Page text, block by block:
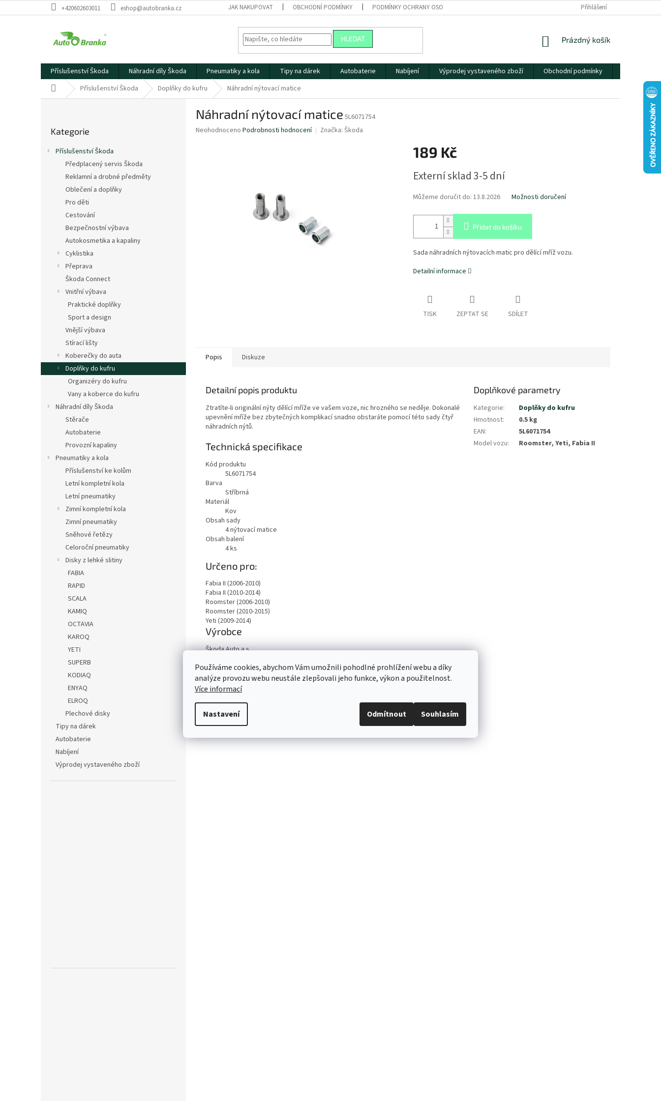
Používáme cookies, abychom Vám umožnili pohodlné prohlížení webu a díky
analýze provozu webu neustále zlepšovali jeho funkce, výkon a použitelnost.
Více informací
Nastavení Odmítnout Souhlasím
na
+420602603011 eshop@autobranka.cz JAK NAKUPOVAT OBCHODNÍ PODMÍNKY PODMÍNKY OCHRANY OSOBNÍCH ÚDAJŮ Přihlášení
HLEDAT
NÁKUPNÍ
Prázdný košík
Příslušenství Škoda Náhradní díly Škoda Pneumatiky a kola Tipy na dárek Autobaterie Nabíjení Výprodej vystaveného zboží Obchodní podmínky
Domů Příslušenství Škoda Doplňky do kufru Náhradní nýtovací matice
kategorie
Kategorie
Příslušenství Škoda
Předplacený servis Škoda
Reklamní a drobné předměty
Oblečení a doplňky
Pro děti
Cestování
Bezpečnostní výbava
Autokosmetika a kapaliny
Cyklistika
Přeprava
Škoda Connect
Vnitřní výbava
Praktické doplňky
Sport a design
Vnější výbava
Stírací lišty
Koberečky do auta
Doplňky do kufru
Organizéry do kufru
Vany a koberce do kufru
Náhradní díly Škoda
Stěrače
Autobaterie
Provozní kapaliny
Pneumatiky a kola
Příslušenství ke kolům
Letní kompletní kola
Letní pneumatiky
Zimní kompletní kola
Zimní pneumatiky
Sněhové řetězy
Celoroční pneumatiky
Disky z lehké slitiny
FABIA
RAPID
SCALA
KAMIQ
OCTAVIA
KAROQ
YETI
SUPERB
KODIAQ
ENYAQ
ELROQ
Plechové disky
Tipy na dárek
Autobaterie
Nabíjení
Výprodej vystaveného zboží
Náhradní nýtovací matice 5L6071754
Průměrné
Neohodnoceno Podrobnosti hodnocení Značka: Škoda
189 Kč
cena:
Externí sklad 3-5 dní
Můžeme doručit do: 13.8.2026 Možnosti doručení
Přidat do košíku
Sada náhradních nýtovacích matic pro dělící mříž vozu.
Detailní informace
TISK ZEPTAT SE SDÍLET
Popis Diskuze
Detailní popis produktu
Ztratíte-li originální nýty dělící mříže ve vašem voze, nic hrozného se neděje. Dokonalé
upevnění mříže bez zbytečných komplikací snadno obstaráte pomocí této sady čtyř
náhradních nýtů.
Technická specifikace
Kód produktu
5L6071754
Barva
Stříbrná
Materiál
Kov
Obsah sady
4 nýtovací matice
Obsah balení
4ks
Určeno pro:
Fabia II (2006-2010)
Fabia II (2010-2014)
Roomster (2006-2010)
Roomster (2010-2015)
Yeti (2009-2014)
Výrobce
Škoda Auto a.s.
293 01, Mladá Boleslav
Česká republika
Doplňkové parametry
Kategorie:
Doplňky do kufru
Hmotnost:
0.5 kg
EAN:
5L6071754
Model vozu: Roomster, Yeti, Fabia II